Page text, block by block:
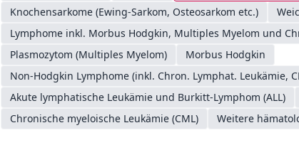
Knochensarkome (Ewing-Sarkom, Osteosarkom etc.)
Lymphome inkl. Morbus Hodgkin, Multiples Myelom und
Plasmozytom (Multiples Myelom)
Morbus Hodgkin
Non-Hodgkin Lymphome (inkl. Chron. Lymphat. Leukämie,
Akute lymphatische Leukämie und Burkitt-Lymphom (ALL)
Chronische myeloische Leukämie (CML)
Weitere